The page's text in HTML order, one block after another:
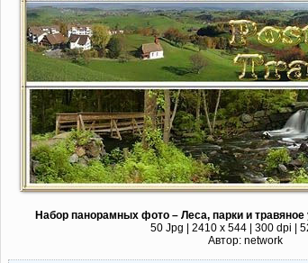
Набор панорамных фото – Леса, парки и травяное
50 Jpg | 2410 x 544 | 300 dpi |
Автор: network